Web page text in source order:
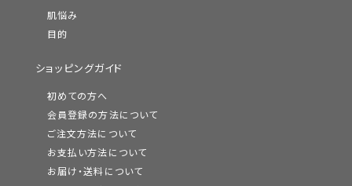
肌悩み
目的
ショッピングガイド
初めての方へ
会員登録の方法について
ご注文方法について
お支払い方法について
お届け・送料について